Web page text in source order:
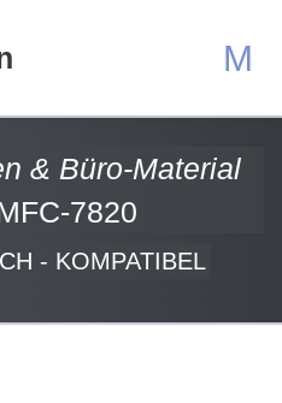
M
& Büro-Material
7820
- KOMPATIBEL